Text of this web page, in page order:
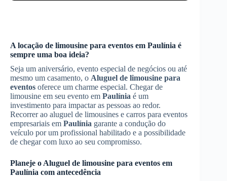
A locação de limousine para eventos em Paulínia é
sempre uma boa ideia?
Seja um aniversário, evento especial de negócios ou até
mesmo um casamento, o Aluguel de limousine para
eventos oferece um charme especial. Chegar de
limousine em seu evento em Paulínia é um
investimento para impactar as pessoas ao redor.
Recorrer ao aluguel de limousines e carros para eventos
empresariais em Paulínia garante a condução do
veículo por um profissional habilitado e a possibilidade
de chegar com luxo ao seu compromisso.
Planeje o Aluguel de limousine para eventos em
Paulínia com antecedência